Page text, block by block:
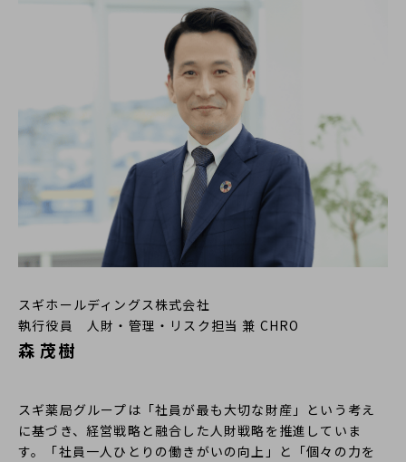
スギホールディングス株式会社
執行役員 人財・管理・リスク担当 兼 CHRO
森 茂樹
スギ薬局グループは「社員が最も大切な財産」という考え
に基づき、経営戦略と融合した人財戦略を推進していま
す。「社員一人ひとりの働きがいの向上」と「個々の力を
取締役メッセージ
閉じる